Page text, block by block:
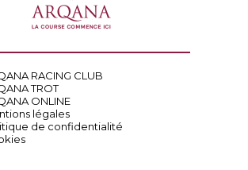
RACING CLUB
TROT
ONLINE
légales
de confidentialité